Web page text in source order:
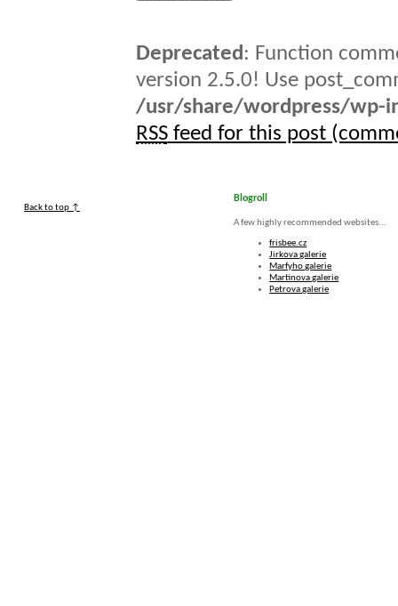
Deprecated: Function
version 2.5.0! Use
/usr/share/wordpress/wp-
RSSfeed for this post
Back to top ↑
Blogroll
A few highly recommended websites...
frisbee.cz
Jirkova galerie
Marfyho galerie
Martinova galerie
Petrova galerie